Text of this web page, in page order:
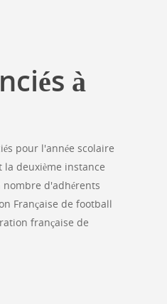
à
pour l'année scolaire
la deuxième instance
d'adhérents
Française de football
française de